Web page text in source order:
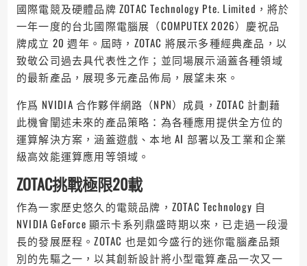
國際電競及硬體品牌 ZOTAC Technology Pte. Limited，將於
一年一度的台北國際電腦展（COMPUTEX 2026）慶祝品
牌成立 20 週年。屆時，ZOTAC 將展示多種經典產品，以
致敬公司過去具代表性之作；並同場展示涵蓋各種領域
的最新產品，展現多元產品佈局，展望未來。
作爲 NVIDIA 合作夥伴網路（NPN）成員，ZOTAC 計劃藉
此機會闡述未來的產品策略：為各種應用提供全方位的
運算解決方案，涵蓋遊戲、本地 AI 部署以及工業和企業
級高效能運算應用等領域。
ZOTAC挑戰極限20載
作為一家歷史悠久的電競品牌，ZOTAC Technology 自
NVIDIA GeForce 顯示卡系列鼎盛時期以來，已走過一段漫
長的發展歷程。ZOTAC 也是如今盛行的迷你電腦產品類
別的先驅之一，以其創新設計將小型電算產品一次又一